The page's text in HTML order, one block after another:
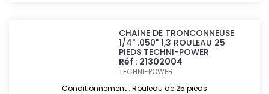
CHAINE DE TRONCONNEUSE
1/4" .050" 1,3 ROULEAU 25
PIEDS TECHNI-POWER
Réf : 21302004
TECHNI-POWER
Conditionnement : Rouleau de 25 pieds